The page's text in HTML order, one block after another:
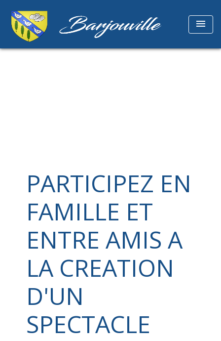
menu
PARTICIPEZ EN
FAMILLE ET
ENTRE AMIS A
LA CREATION
D'UN
SPECTACLE